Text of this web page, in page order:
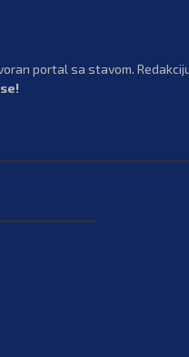
portal sa stavom.